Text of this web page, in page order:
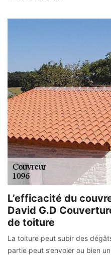
L’efficacité du
David G.D
de toiture
La toiture peut subir des
partie peut s’envoler ou bien